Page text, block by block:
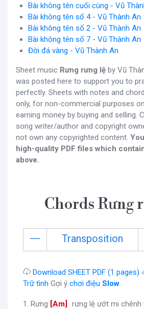
Bài không tên cuối cùng - Vũ
Bài không tên số 4 - Vũ Thành An
Bài không tên số 2 - Vũ Thành An
Bài không tên số 7 - Vũ Thành An
Đời đá vàng - Vũ Thành An
Sheet music Rưng rưng lệ by Vũ
was posted here to support you to
perfectly. Sheets with notes and
only, for non-commercial purposes
earning money by buying and selling.
song writer/author and copyright
not own any copyrighted content.
high-quality PDF files which
above.
Chords Rưng
Transposition
Download SHEET PDF (1 pages)
Trữ tình Gợi ý chơi điệu Slow.
1. Rưng [Am rưng lệ ướt mi chênh